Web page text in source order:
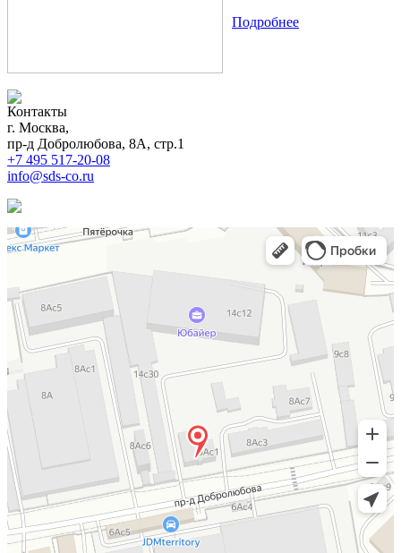
Подробнее
Контакты
г. Москва,
пр-д Добролюбова, 8А, стр.1
+7 495 517-20-08
info@sds-co.ru